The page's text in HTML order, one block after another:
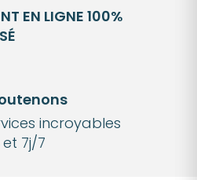
EN LIGNE 100%
incroyables
7j/7